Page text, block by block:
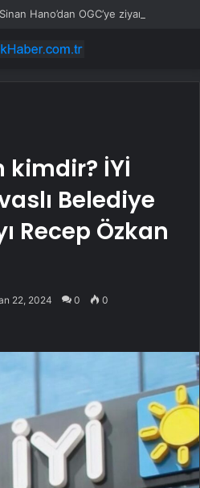
Hano’dan OGC’ye ziyaret
kimdir? İYİ
Belediye
Recep Özkan
22, 2024 0 0